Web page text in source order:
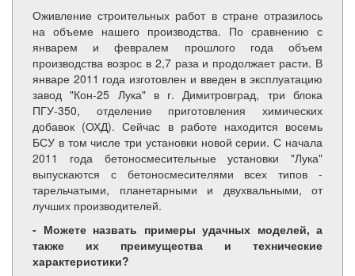
Оживление строительных работ в стране отразилось
на объеме нашего производства. По сравнению с
январем и февралем прошлого года объем
производства возрос в 2,7 раза и продолжает расти. В
январе 2011 года изготовлен и введен в эксплуатацию
завод "Кон-25 Лука" в г. Димитровград, три блока
ПГУ-350, отделение приготовления химических
добавок (ОХД). Сейчас в работе находится восемь
БСУ в том числе три установки новой серии. С начала
2011 года бетоносмесительные установки "Лука"
выпускаются с бетоносмесителями всех типов -
тарельчатыми, планетарными и двухвальными, от
лучших производителей.
- Можете назвать примеры удачных моделей, а
также их преимущества и технические
характеристики?